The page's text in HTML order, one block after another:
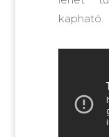
kapható.